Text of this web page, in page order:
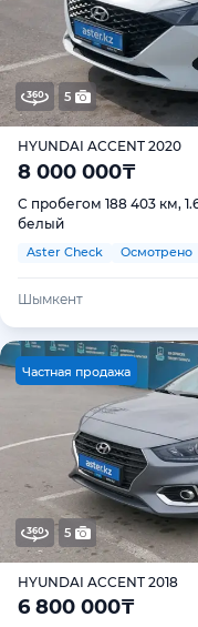
5
HYUNDAI ACCENT 2020
8 000 000₸
С пробегом 188 403 км,
белый
Aster Check Осмотрено
Шымкент
Частная продажа
5
HYUNDAI ACCENT 2018
6 800 000₸